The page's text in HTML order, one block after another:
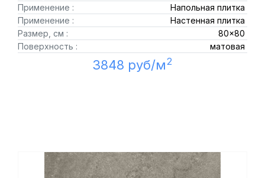
Применение :
Напольная плитка
Применение :
Настенная плитка
Размер, см :
80x80
Поверхность :
матовая
3848 руб/м2